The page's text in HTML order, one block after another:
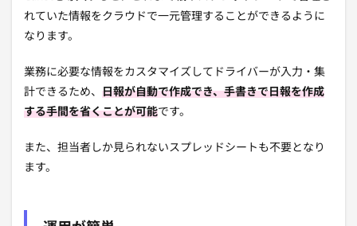
れていた情報をクラウドで一元管理することができるように
なります。
業務に必要な情報をカスタマイズしてドライバーが入力・集
計できるため、 日報が自動で作成でき、手書きで日報を作成
する手間を省くことが可能です。
また、担当者しか見られないスプレッドシートも不要となり
ます。